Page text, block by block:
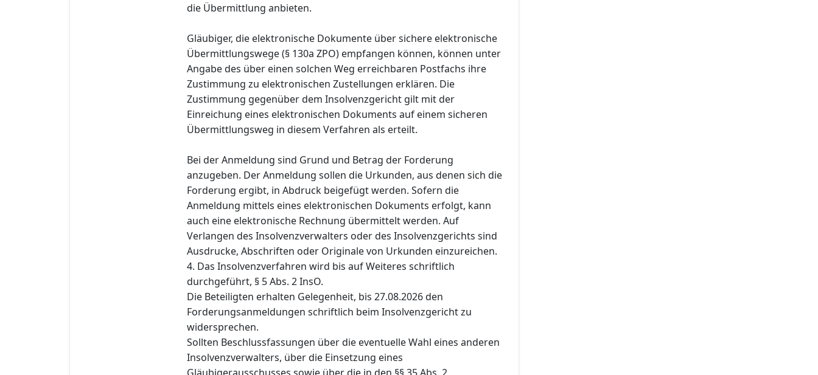
die Übermittlung anbieten.
Gläubiger, die elektronische Dokumente über sichere elektronische
Übermittlungswege (§ 130a ZPO) empfangen können, können unter
Angabe des über einen solchen Weg erreichbaren Postfachs ihre
Zustimmung zu elektronischen Zustellungen erklären. Die
Zustimmung gegenüber dem Insolvenzgericht gilt mit der
Einreichung eines elektronischen Dokuments auf einem sicheren
Übermittlungsweg in diesem Verfahren als erteilt.
Bei der Anmeldung sind Grund und Betrag der Forderung
anzugeben. Der Anmeldung sollen die Urkunden, aus denen sich die
Forderung ergibt, in Abdruck beigefügt werden. Sofern die
Anmeldung mittels eines elektronischen Dokuments erfolgt, kann
auch eine elektronische Rechnung übermittelt werden. Auf
Verlangen des Insolvenzverwalters oder des Insolvenzgerichts sind
Ausdrucke, Abschriften oder Originale von Urkunden einzureichen.
4. Das Insolvenzverfahren wird bis auf Weiteres schriftlich
durchgeführt, § 5 Abs. 2 InsO.
Die Beteiligten erhalten Gelegenheit, bis 27.08.2026 den
Forderungsanmeldungen schriftlich beim Insolvenzgericht zu
widersprechen.
Sollten Beschlussfassungen über die eventuelle Wahl eines anderen
Insolvenzverwalters, über die Einsetzung eines
Gläubigerausschusses sowie über die in den §§ 35 Abs. 2